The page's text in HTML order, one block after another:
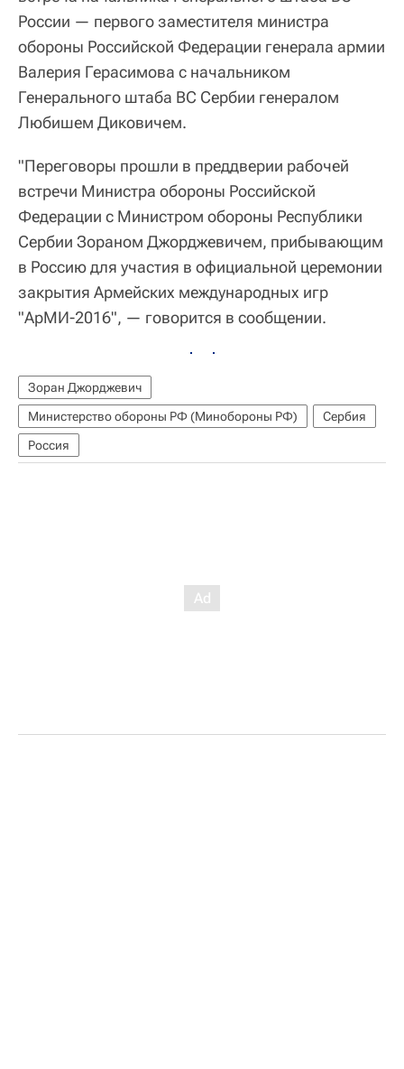
России — первого заместителя министра
обороны Российской Федерации генерала армии
Валерия Герасимова с начальником
Генерального штаба ВС Сербии генералом
Любишем Диковичем.
"Переговоры прошли в преддверии рабочей
встречи Министра обороны Российской
Федерации с Министром обороны Республики
Сербии Зораном Джорджевичем, прибывающим
в Россию для участия в официальной церемонии
закрытия Армейских международных игр
"АрМИ-2016", — говорится в сообщении.
Зоран Джорджевич
Министерство обороны РФ (Минобороны РФ)
Сербия
Россия